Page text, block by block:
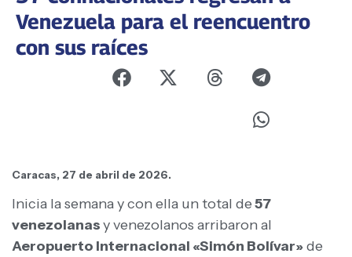
Venezuela para el reencuentro
con sus raíces
Caracas, 27 de abril de 2026.
Inicia la semana y con ella un total de57
venezolanasy venezolanos arribaron al
Aeropuerto Internacional «Simón Bolívar»de